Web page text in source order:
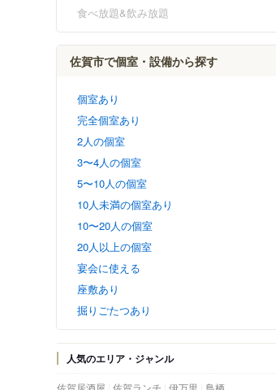
食べ放題&飲み放題
佐賀市で個室・設備から探す
個室あり
完全個室あり
2人の個室
3〜4人の個室
5〜10人の個室
10人未満の個室あり
10〜20人の個室
20人以上の個室
宴会に使える
座敷あり
掘りごたつあり
人気のエリア・ジャンル
佐賀居酒屋 佐賀ランチ 伊万里 鳥栖